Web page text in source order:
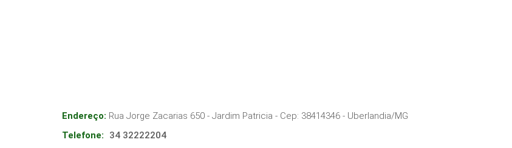
Endereço: Rua Jorge Zacarias 650 - Jardim Patricia - Cep: 38414346 - Uberlandia/MG
Telefone:
34 32222204